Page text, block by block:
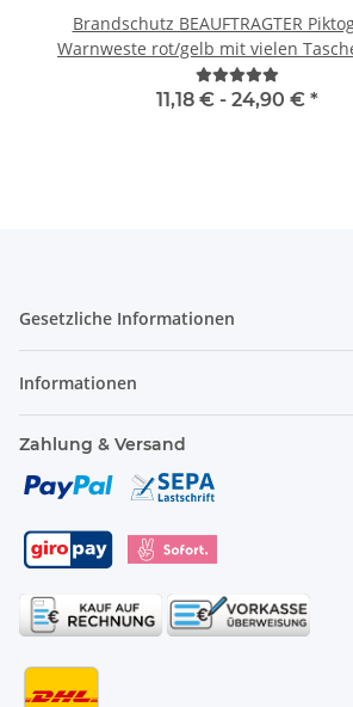
Brandschutz BEAUFTRAGTER
Warnweste rot/gelb mit vielen
"BRAND22 Linie"
11,18 € - 24,90 € *
Gesetzliche Informationen
Informationen
Zahlung & Versand